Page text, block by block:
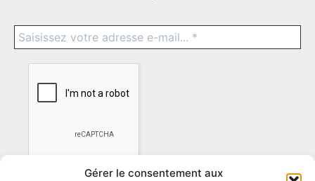
Gérer le consentement aux